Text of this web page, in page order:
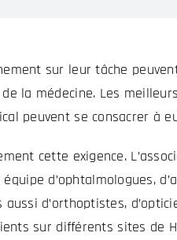
sur leur tâche
la médecine. Les
peuvent se consacrer à
cette exigence.
d’ophtalmologues,
aussi d’orthoptistes,
sur différents sites de